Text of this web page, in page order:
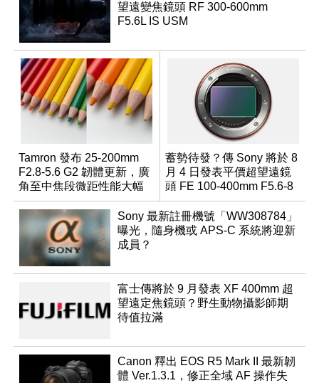
望遠變焦鏡頭 RF 300-600mm
F5.6L IS USM
Tamron 發布 25-200mm
F2.8-5.6 G2 韌體更新，廣
角至中焦段微距性能大幅
升級
蓄勢待發？傳 Sony 將於 8
月 4 日發表平價超望遠鏡
頭 FE 100-400mm F5.6-8
Sony 最新註冊機號「WW308784」
曝光，隨身機或 APS-C 系統將迎新
成員？
富士傳將於 9 月發表 XF 400mm 超
望遠定焦鏡頭？野生動物攝影師期
待值拉滿
Canon 釋出 EOS R5 Mark II 最新韌
體 Ver.1.3.1，修正全域 AF 操作失